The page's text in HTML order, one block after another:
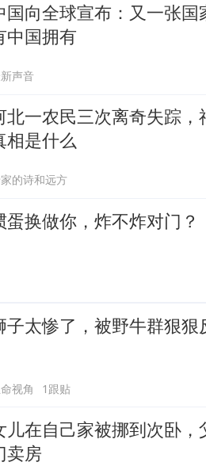
国向全球宣布：又一张
中国拥有
声音
北一农民三次离奇失踪
相是什么
的诗和远方
蛋换做你，炸不炸对门？
子太惨了，被野牛群狠狠
视角 1跟贴
儿在自己家被挪到次卧
卖房